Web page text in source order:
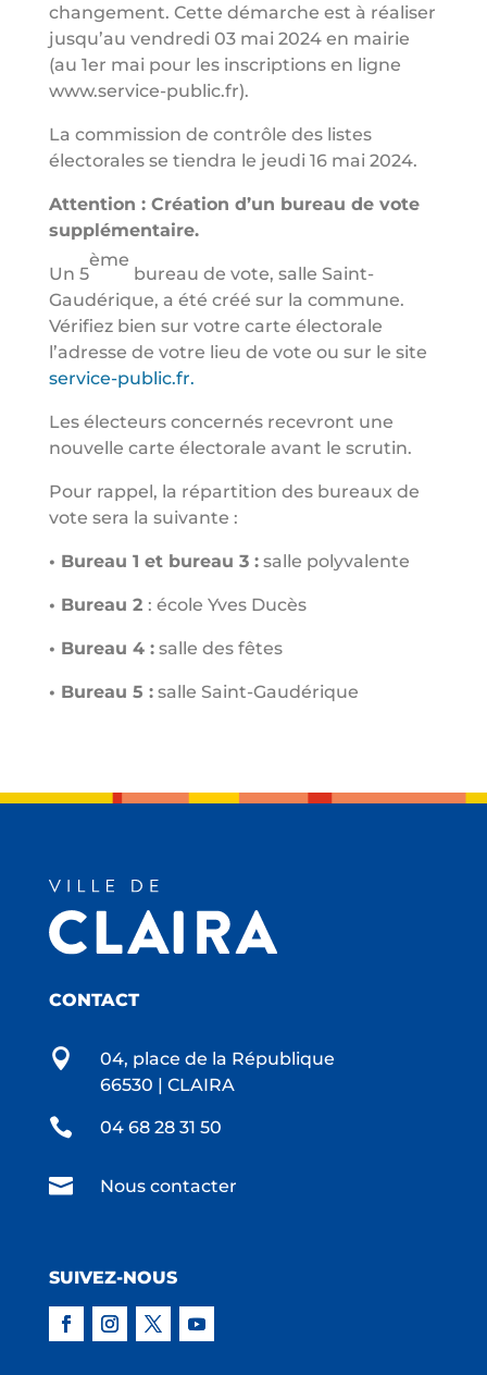
changement. Cette démarche est à réaliser
jusqu’au vendredi 03 mai 2024 en mairie
(au 1er mai pour les inscriptions en ligne
www.service-public.fr).
La commission de contrôle des listes
électorales se tiendra le jeudi 16 mai 2024.
Attention : Création d’un bureau de vote
supplémentaire.
Un 5
ème
bureau de vote, salle Saint-
Gaudérique, a été créé sur la commune.
Vérifiez bien sur votre carte électorale
l’adresse de votre lieu de vote ou sur le site
service-public.fr.
Les électeurs concernés recevront une
nouvelle carte électorale avant le scrutin.
Pour rappel, la répartition des bureaux de
vote sera la suivante :
• Bureau 1 et bureau 3 :salle polyvalente
• Bureau 2 : école Yves Ducès
• Bureau 4 :salle des fêtes
• Bureau 5 :salle Saint-Gaudérique
CONTACT

04, place de la République
66530 | CLAIRA
 04 68 28 31 50
 Nous contacter
SUIVEZ-NOUS